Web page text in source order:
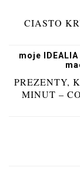
CIASTO
moje
PREZENTY,
MINUT –